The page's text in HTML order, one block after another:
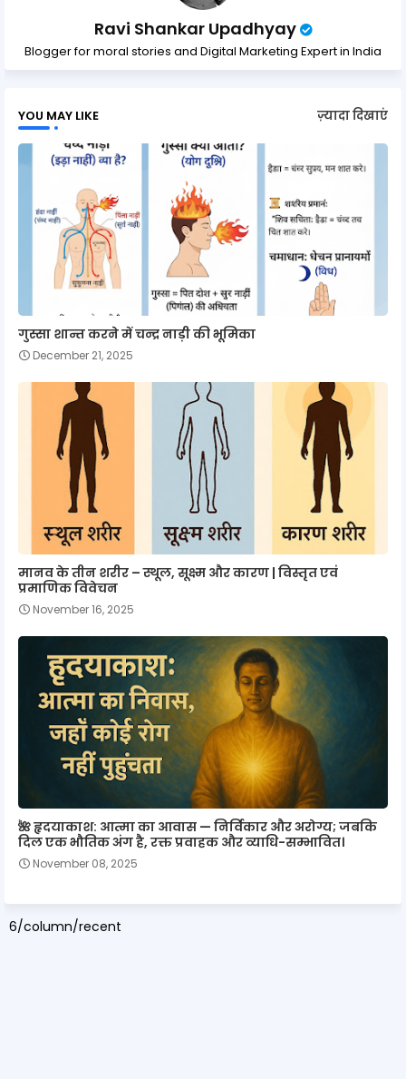
Ravi Shankar Upadhyay
Blogger for moral stories and Digital Marketing Expert in India
YOU MAY LIKE ज़्यादा दिखाएं
गुस्सा शान्त करने में चन्द्र नाड़ी की भूमिका
December 21, 2025
मानव के तीन शरीर – स्थूल, सूक्ष्म और कारण | विस्तृत एवं
प्रमाणिक विवेचन
November 16, 2025
🌺 हृदयाकाश: आत्मा का आवास — निर्विकार और अरोग्य; जबकि
दिल एक भौतिक अंग है, रक्त प्रवाहक और व्याधि-सम्भावित।
November 08, 2025
6/column/recent